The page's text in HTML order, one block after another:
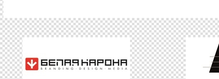
B6 СОЦИАЛЬНО-ОРИЕНТИРОВАННЫЙ ПРОЕКТ
B6-02 работа «The life-saving cable», агентство
B6-03 работа «Movies that change lives»,